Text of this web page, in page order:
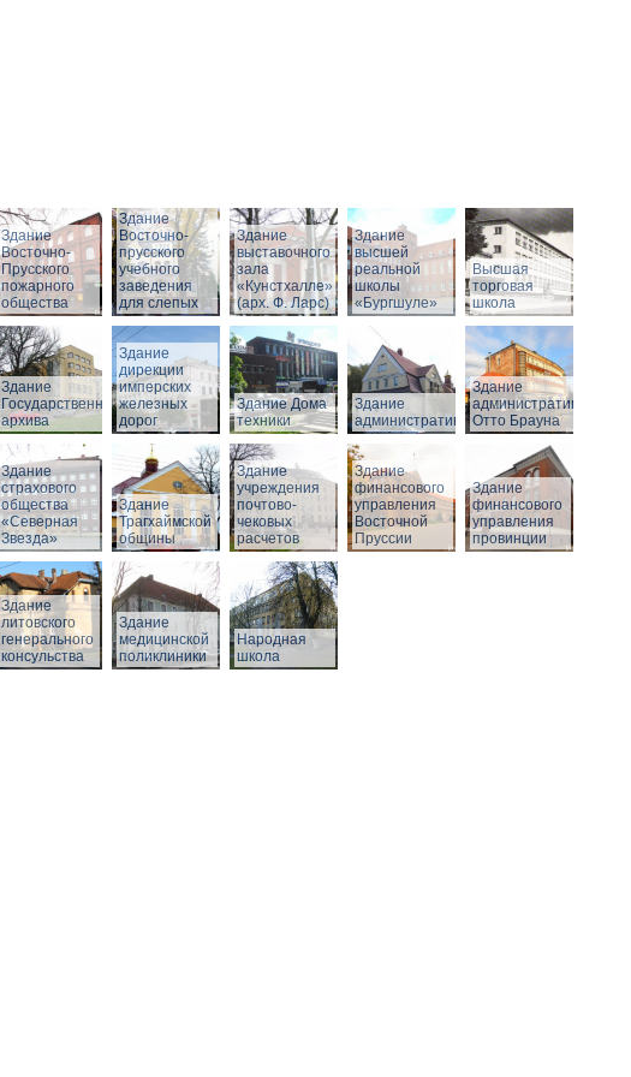
Здание
Восточно-
Прусского
пожарного
общества
Здание
Восточно-
прусского
учебного
заведения
для слепых
Здание
выставочного
зала
«Кунстхалле»
(арх. Ф. Ларс)
Здание
высшей
реальной
школы
«Бургшуле»
Высшая
торговая
школа
Здание
Государственного
архива
Здание
дирекции
имперских
железных
дорог
Здание Дома
техники
Здание
административное
Здание
административное
Отто Брауна
Здание
страхового
общества
«Северная
Звезда»
Здание
Трагхаймской
общины
Здание
учреждения
почтово-
чековых
расчетов
Здание
финансового
управления
Восточной
Пруссии
Здание
финансового
управления
провинции
Здание
литовского
генерального
консульства
Здание
медицинской
поликлиники
Народная
школа